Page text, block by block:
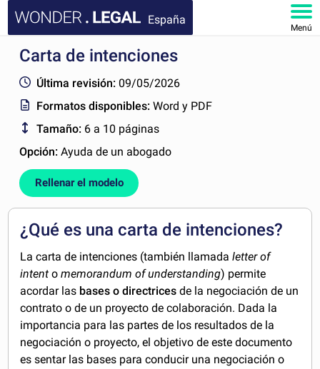
España
Menú
INICIO
DOCUMENTOS
FAQ
MI CUENTA
Carta de intenciones
Última revisión: 09/05/2026
Formatos disponibles:Word y PDF
Tamaño: 6 a 10 páginas
Opción:Ayuda de un abogado
Rellenar el modelo
¿Qué es una carta de intenciones?
La carta de intenciones (también llamadaletter of
intent omemorandum of understanding) permite
acordar las bases o directricesde la negociación de un
contrato o de un proyecto de colaboración. Dada la
importancia para las partes de los resultados de la
negociación o proyecto, el objetivo de este documento
es sentar las bases para conducir una negociación o